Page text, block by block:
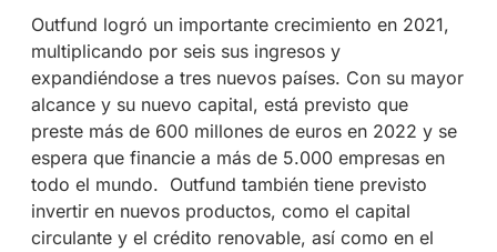
Outfund logró un importante crecimiento en 2021,
multiplicando por seis sus ingresos y
expandiéndose a tres nuevos países. Con su mayor
alcance y su nuevo capital, está previsto que
preste más de 600 millones de euros en 2022 y se
espera que financie a más de 5.000 empresas en
todo el mundo. Outfund también tiene previsto
invertir en nuevos productos, como el capital
circulante y el crédito renovable, así como en el